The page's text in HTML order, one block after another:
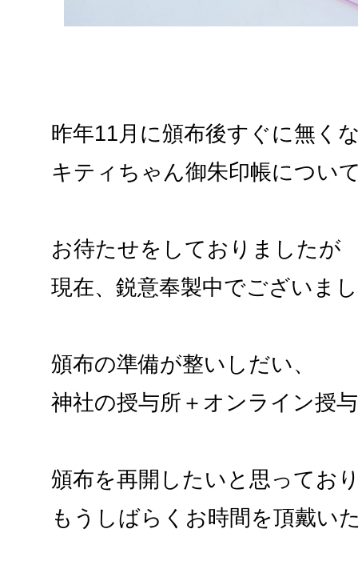
昨年11月に頒布後すぐに無く
キティちゃん御朱印帳につい
お待たせをしておりましたが
現在、鋭意奉製中でございま
頒布の準備が整いしだい、
神社の授与所＋オンライン授
頒布を再開したいと思ってお
もうしばらくお時間を頂戴い